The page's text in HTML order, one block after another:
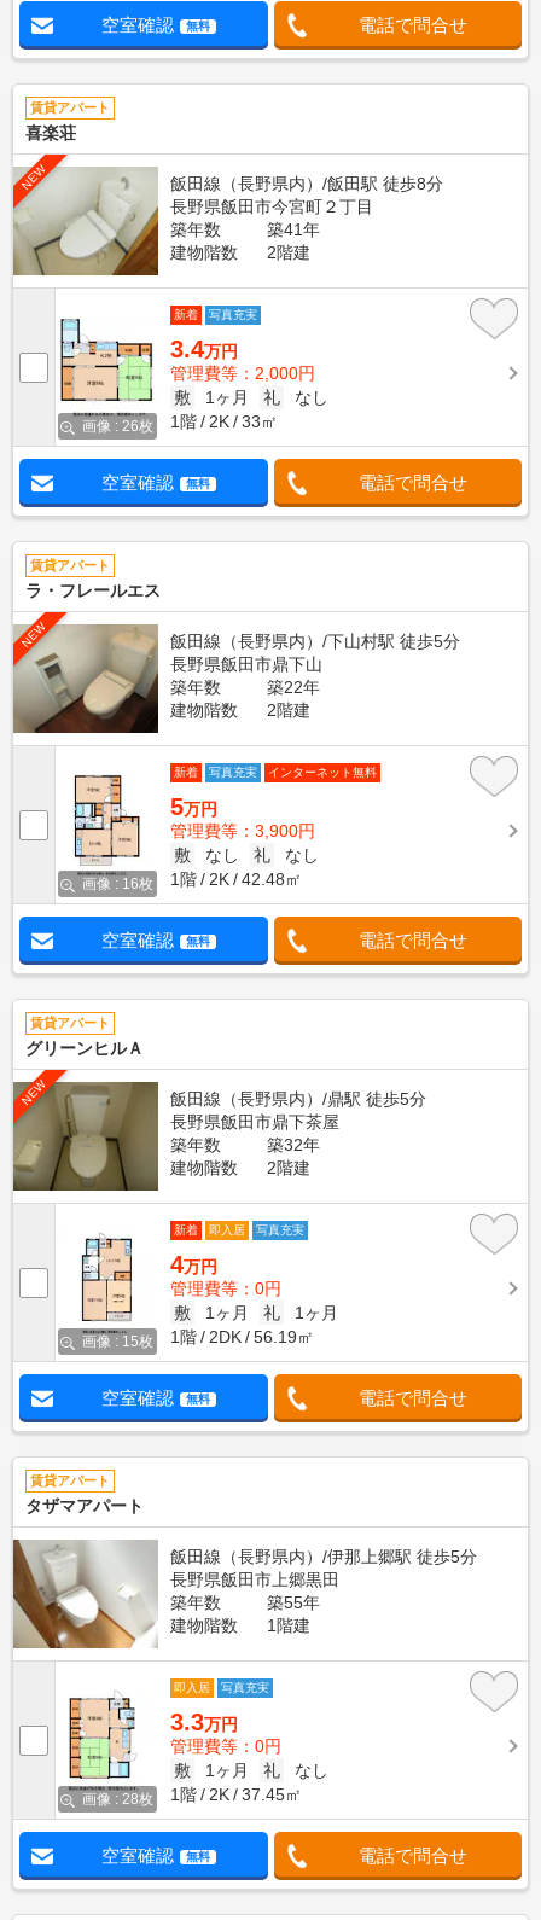
空室確認 無料 電話で問合せ
賃貸アパート
喜楽荘
NEW
飯田線（長野県内）/飯田駅 徒歩8分
長野県飯田市今宮町２丁目
築年数
築41年
建物階数
2階建
画像 : 26枚
新着 写真充実
3.4万円
管理費等：2,000円
敷
1ヶ月 礼
なし
1階
2K 33㎡
空室確認 無料 電話で問合せ
賃貸アパート
ラ・フレールエス
NEW
飯田線（長野県内）/下山村駅 徒歩5分
長野県飯田市鼎下山
築年数
築22年
建物階数
2階建
画像 : 16枚
新着 写真充実 インターネット無料
5万円
管理費等：3,900円
敷
なし 礼
なし
1階
2K 42.48㎡
空室確認 無料 電話で問合せ
賃貸アパート
グリーンヒルＡ
NEW
飯田線（長野県内）/鼎駅 徒歩5分
長野県飯田市鼎下茶屋
築年数
築32年
建物階数
2階建
画像 : 15枚
新着 即入居 写真充実
4万円
管理費等：0円
敷
1ヶ月 礼
1ヶ月
1階
2DK 56.19㎡
空室確認 無料 電話で問合せ
賃貸アパート
タザマアパート
飯田線（長野県内）/伊那上郷駅 徒歩5分
長野県飯田市上郷黒田
築年数
築55年
建物階数
1階建
画像 : 28枚
即入居 写真充実
3.3万円
管理費等：0円
敷
1ヶ月 礼
なし
1階
2K 37.45㎡
空室確認 無料 電話で問合せ